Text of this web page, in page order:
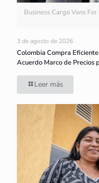
Business Cargo Vans
3 de agosto de 2026
Colombia Compra
Acuerdo Marco de Precios
Leer más